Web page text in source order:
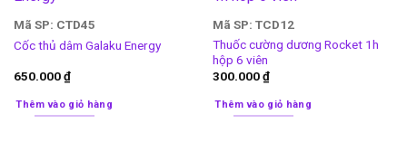
Mã SP: CTD45
Cốc thủ dâm Galaku Energy
650.000₫
Thêm vào giỏ hàng
Mã SP: TCD12
Thuốc cường dương Rocket 1h
hộp 6 viên
300.000₫
Thêm vào giỏ hàng